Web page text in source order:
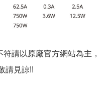
請以原廠官方網站為主，
請見諒!!